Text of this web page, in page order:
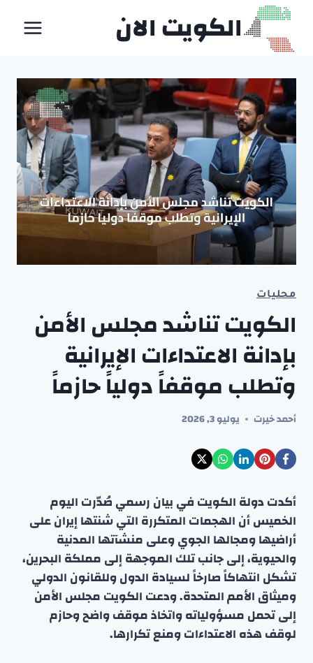
التجاوز
المحتوى
الكويت الان
محليات
الكويت تناشد مجلس الأمن
بإدانة الاعتداءات الإيرانية
وتطلب موقفاً دولياً حازماً
أحمد خيرت يوليو 3, 2026
أكدت دولة الكويت في بيان رسمي صُدّرت اليوم
الخميس أن الهجمات المتكررة التي شنتها إيران على
أراضيها ومجالها الجوي وعلى منشآتها المدنية
والحيوية، إلى جانب تلك الموجهة إلى مملكة البحرين،
تشكل انتهاكاً صارخاً لسيادة الدول وللقانون الدولي
وميثاق الأمم المتحدة. ودعت الكويت مجلس الأمن
إلى تحمل مسؤولياته واتخاذ موقف واضح وحازم
لوقف هذه الاعتداءات ومنع تكرارها.